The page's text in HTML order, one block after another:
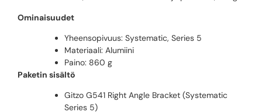
Ominaisuudet
Yheensopivuus: Systematic, Series 5
Materiaali: Alumiini
Paino: 860 g
Paketin sisältö
Gitzo G541 Right Angle Bracket (Systematic
Series 5)